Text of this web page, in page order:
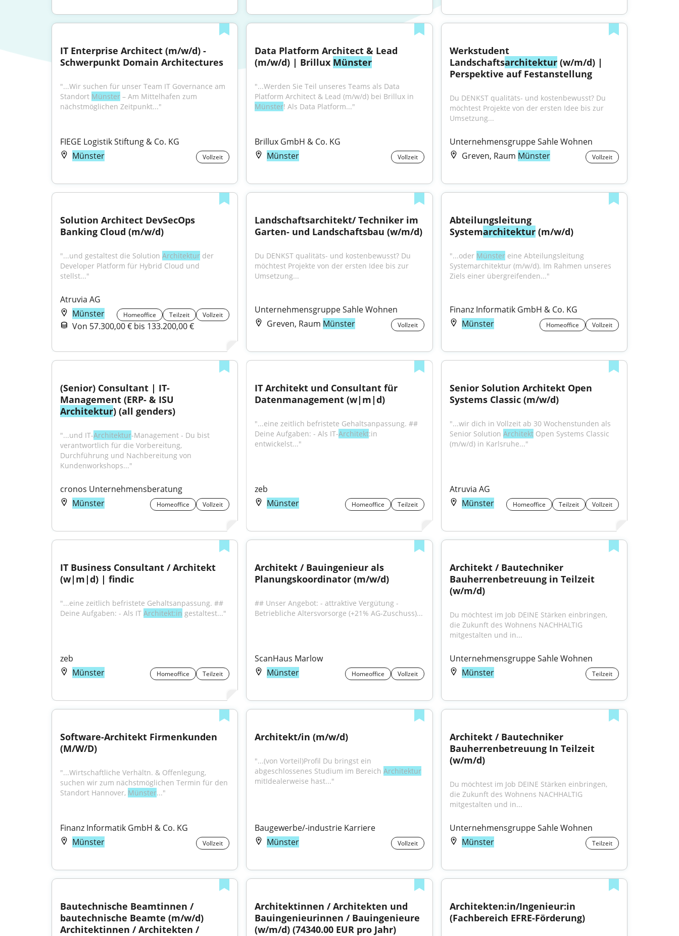
IT Enterprise Architect (m/w/d) -
Schwerpunkt Domain Architectures
"...Wir suchen für unser Team IT Governance am
Standort Münster – Am Mittelhafen zum
nächstmöglichen Zeitpunkt..."
FIEGE Logistik Stiftung & Co. KG
Münster
Vollzeit
Data Platform Architect & Lead
(m/w/d) | Brillux Münster
"...Werden Sie Teil unseres Teams als Data
Münster! Als Data Platform..."
Brillux GmbH & Co. KG
Münster
Vollzeit
Werkstudent
Landschaftsarchitektur (w/m/d) |
Perspektive auf Festanstellung
Du DENKST qualitäts- und kostenbewusst? Du
möchtest Projekte von der ersten Idee bis zur
Umsetzung...
Unternehmensgruppe Sahle Wohnen
Greven, Raum Münster Vollzeit
Solution Architect DevSecOps
Banking Cloud (m/w/d)
"...und gestaltest die Solution Architektur der
Developer Platform für Hybrid Cloud und
stellst..."
Atruvia AG
Münster
Homeoffice Teilzeit Vollzeit
Von 57.300,00 € bis 133.200,00 €
Landschaftsarchitekt/ Techniker im
Garten- und Landschaftsbau (w/m/d)
Du DENKST qualitäts- und kostenbewusst? Du
möchtest Projekte von der ersten Idee bis zur
Umsetzung...
Unternehmensgruppe Sahle Wohnen
Greven, Raum Münster Vollzeit
Abteilungsleitung
Systemarchitektur (m/w/d)
"...oder Münster eine Abteilungsleitung
Systemarchitektur (m/w/d). Im Rahmen unseres
Ziels einer übergreifenden..."
Finanz Informatik GmbH & Co. KG
Münster
Homeoffice Vollzeit
(Senior) Consultant | IT-
Architektur) (all genders)
"...und IT-Architektur-Management - Du bist
verantwortlich für die Vorbereitung,
Durchführung und Nachbereitung von
Kundenworkshops..."
cronos Unternehmensberatung
Münster
Homeoffice Vollzeit
IT Architekt und Consultant für
Datenmanagement (w|m|d)
"...eine zeitlich befristete Gehaltsanpassung. ##
Deine Aufgaben: - Als IT-Architekt:in
entwickelst..."
zeb
Münster
Homeoffice Teilzeit
Senior Solution Architekt Open
Systems Classic (m/w/d)
"...wir dich in Vollzeit ab 30 Wochenstunden als
Senior Solution Architekt Open Systems Classic
(m/w/d) in Karlsruhe..."
Atruvia AG
Münster
Homeoffice Teilzeit Vollzeit
IT Business Consultant / Architekt
(w|m|d) | findic
"...eine zeitlich befristete Gehaltsanpassung. ##
Deine Aufgaben: - Als IT Architekt:in gestaltest..."
zeb
Münster
Homeoffice Teilzeit
Architekt / Bauingenieur als
Planungskoordinator (m/w/d)
## Unser Angebot: - attraktive Vergütung -
Betriebliche Altersvorsorge (+21% AG-Zuschuss)...
ScanHaus Marlow
Münster
Homeoffice Vollzeit
Architekt / Bautechniker
Bauherrenbetreuung in Teilzeit
(w/m/d)
Du möchtest im Job DEINE Stärken einbringen,
die Zukunft des Wohnens NACHHALTIG
mitgestalten und in...
Unternehmensgruppe Sahle Wohnen
Münster
Teilzeit
Software-Architekt Firmenkunden
(M/W/D)
"...Wirtschaftliche Verhältn. & Offenlegung,
suchen wir zum nächstmöglichen Termin für den
Standort Hannover, Münster..."
Finanz Informatik GmbH & Co. KG
Münster
Vollzeit
Architekt/in (m/w/d)
"...(von Vorteil)Profil Du bringst ein
abgeschlossenes Studium im Bereich Architektur
mitIdealerweise hast..."
Baugewerbe/-industrie Karriere
Münster
Vollzeit
Architekt / Bautechniker
Bauherrenbetreuung In Teilzeit
(w/m/d)
Du möchtest im Job DEINE Stärken einbringen,
die Zukunft des Wohnens NACHHALTIG
mitgestalten und in...
Unternehmensgruppe Sahle Wohnen
Münster
Teilzeit
Bautechnische Beamtinnen /
bautechnische Beamte (m/w/d)
Architektinnen / Architekten /
Architektinnen / Architekten und
Bauingenieurinnen / Bauingenieure
(w/m/d) (74340.00 EUR pro Jahr)
Architekten:in/Ingenieur:in
(Fachbereich EFRE-Förderung)